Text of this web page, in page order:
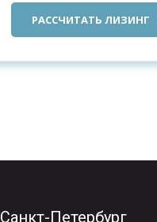
РАССЧИТАТЬ ЛИЗИНГ
Санкт-Петербург